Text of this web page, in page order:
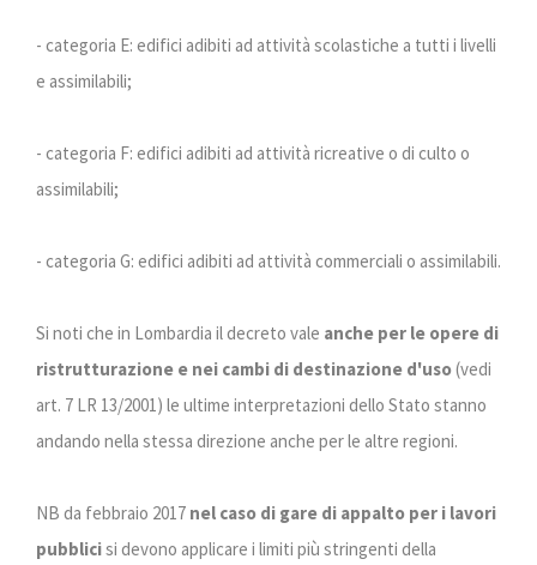
- categoria E: edifici adibiti ad attività scolastiche a tutti i livelli
e assimilabili;
- categoria F: edifici adibiti ad attività ricreative o di culto o
assimilabili;
- categoria G: edifici adibiti ad attività commerciali o assimilabili.
Si noti che in Lombardia il decreto vale anche per le opere di
ristrutturazione e nei cambi di destinazione d'uso(vedi
art. 7 LR 13/2001) le ultime interpretazioni dello Stato stanno
andando nella stessa direzione anche per le altre regioni.
NB da febbraio 2017 nel caso di gare di appalto per i lavori
pubblicisi devono applicare i limiti più stringenti della